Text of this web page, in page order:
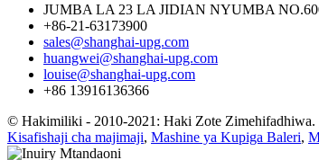
JUMBA LA 23 LA JIDIAN NYUMBA
+86-21-63173900
sales@shanghai-upg.com
huangwei@shanghai-upg.com
louise@shanghai-upg.com
+86 13916136366
© Hakimiliki - 2010-2021: Haki Zote Zimehifadhiwa.
Kisafishaji cha majimaji, Mashine ya Kupiga Baleri,